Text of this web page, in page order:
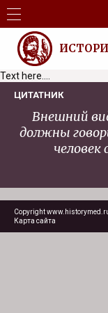
Text here....
ЦИТАТНИК
Внешний
должны
Copyright
Карта сайта